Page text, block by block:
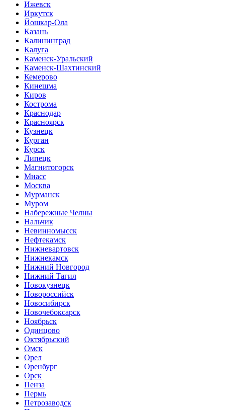
Ижевск
Иркутск
Йошкар-Ола
Казань
Калининград
Калуга
Каменск-Уральский
Каменск-Шахтинский
Кемерово
Кинешма
Киров
Кострома
Краснодар
Красноярск
Кузнецк
Курган
Курск
Липецк
Магнитогорск
Миасс
Москва
Мурманск
Муром
Набережные Челны
Нальчик
Невинномысск
Нефтекамск
Нижневартовск
Нижнекамск
Нижний Новгород
Нижний Тагил
Новокузнецк
Новороссийск
Новосибирск
Новочебоксарск
Ноябрьск
Одинцово
Октябрьский
Омск
Орел
Оренбург
Орск
Пенза
Пермь
Петрозаводск